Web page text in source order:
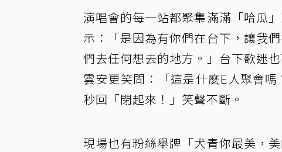
演唱會的每一站都聚集滿滿「哈瓜
示：「是因為有你們在台下，讓我
們去任何想去的地方。」台下歌迷
雲安更笑問：「這是什麼E人聚會
秒回「閉起來！」笑聲不斷。
現場也有粉絲舉牌「犬青你最美，